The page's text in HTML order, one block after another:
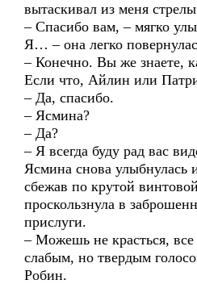
вытаскивал из меня
– Спасибо вам, – мягко
Я… – она легко
– Конечно. Вы же знаете,
Если что, Айлин или
– Да, спасибо.
– Ясмина?
– Да?
– Я всегда буду рад вас
Ясмина снова улыбнулась
сбежав по крутой
проскользнула в
прислуги.
– Можешь не красться,
слабым, но твердым
Робин.